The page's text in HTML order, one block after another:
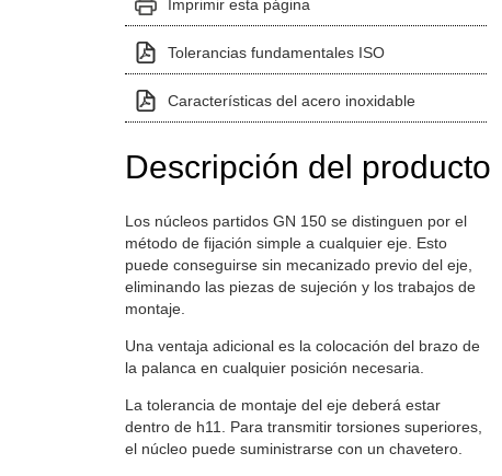
Imprimir esta página
Tolerancias fundamentales ISO
Características del acero inoxidable
Descripción del producto
Los núcleos partidos GN 150 se distinguen por el
método de fijación simple a cualquier eje. Esto
puede conseguirse sin mecanizado previo del eje,
eliminando las piezas de sujeción y los trabajos de
montaje.
Una ventaja adicional es la colocación del brazo de
la palanca en cualquier posición necesaria.
La tolerancia de montaje del eje deberá estar
dentro de h11. Para transmitir torsiones superiores,
el núcleo puede suministrarse con un chavetero.